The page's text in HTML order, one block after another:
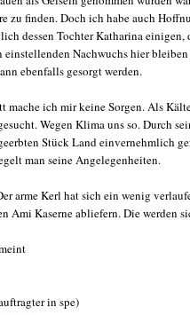
zu finden. Doch ich habe auch
dessen Tochter Katharina
einstellenden Nachwuchs hier
ebenfalls gesorgt werden.
mache ich mir keine Sorgen. Als
Wegen Klima uns so. Durch
Stück Land einvernehmlich
man seine Angelegenheiten.
arme Kerl hat sich ein wenig
Ami Kaserne abliefern. Die werden
in spe)